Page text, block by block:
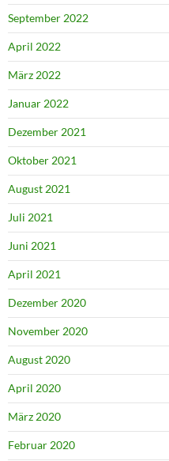
September 2022
April 2022
März 2022
Januar 2022
Dezember 2021
Oktober 2021
August 2021
Juli 2021
Juni 2021
April 2021
Dezember 2020
November 2020
August 2020
April 2020
März 2020
Februar 2020